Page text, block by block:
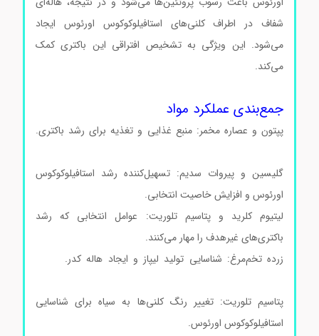
شفاف در اطراف کلنی‌های استافیلوکوکوس اورئوس ایجاد
می‌شود. این ویژگی به تشخیص افتراقی این باکتری کمک
می‌کند.
جمع‌بندی عملکرد مواد
پپتون و عصاره مخمر: منبع غذایی و تغذیه برای رشد باکتری.
گلیسین و پیروات سدیم: تسهیل‌کننده رشد استافیلوکوکوس
اورئوس و افزایش خاصیت انتخابی.
لیتیوم کلرید و پتاسیم تلوریت: عوامل انتخابی که رشد
باکتری‌های غیرهدف را مهار می‌کنند.
زرده تخم‌مرغ: شناسایی تولید لیپاز و ایجاد هاله کدر.محیط
پتاسیم تلوریت: تغییر رنگ کلنی‌ها به سیاه برای شناسایی
استافیلوکوکوس اورئوس.محیط کشت بردپارکرآگار کد105406